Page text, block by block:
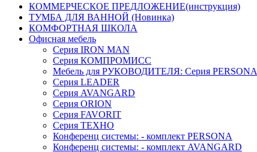
КОММЕРЧЕСКОЕ ПРЕДЛОЖЕНИЕ(инструкция)
ТУМБА ДЛЯ ВАННОЙ (Новинка)
КОМФОРТНАЯ ШКОЛА
Офисная мебель
Серия IRON MAN
Серия КОМПРОМИСС
Мебель для РУКОВОДИТЕЛЯ: Серия PERSONA
Серия LEADER
Серия AVANGARD
Серия ORION
Серия FAVORIT
Серия ТЕХНО
Конференц системы: - комплект PERSONA
Конференц системы: - комплект AVANGARD